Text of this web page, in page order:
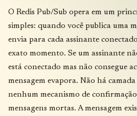
O Redis Pub/Sub opera em um
simples: quando você publica uma
envia para cada assinante
exato momento. Se um assinante
está conectado mas não consegue
mensagem evapora. Não há
nenhum mecanismo de
mensagens mortas. A mensagem